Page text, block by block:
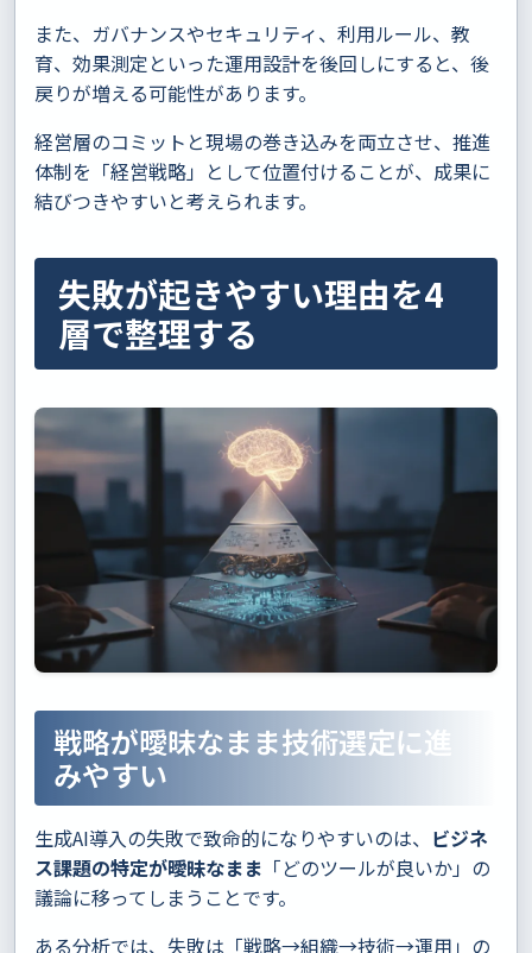
また、ガバナンスやセキュリティ、利用ルール、教
育、効果測定といった運用設計を後回しにすると、後
戻りが増える可能性があります。
経営層のコミットと現場の巻き込みを両立させ、推進
体制を「経営戦略」として位置付けることが、成果に
結びつきやすいと考えられます。
失敗が起きやすい理由を4
層で整理する
戦略が曖昧なまま技術選定に進
みやすい
生成AI導入の失敗で致命的になりやすいのは、 ビジネ
ス課題の特定が曖昧なまま 「どのツールが良いか」の
議論に移ってしまうことです。
ある分析では、失敗は「戦略→組織→技術→運用」の